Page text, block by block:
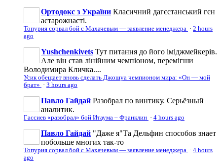
Ортодокс з України Класичний дагєстанський гєн
астарожнасті.
Топурия сорвал бой с Махачевым — заявление менеджера · 2 hours
ago
Yushchenkivets Тут питання до його іміджмейкерів.
Але він став лінійним чемпіоном, перемігши
Володимира Кличка....
Усик обещает вновь сделать Джошуа чемпионом мира: «Он — мой
брат» · 3 hours ago
Павло Гайдай Разобрал по винтику. Серьёзный
аналитик.
Гассиев «разобрал» бой Итаума – Франклин · 4 hours ago
Павло Гайдай "Даже я"Та Дельфин способов знает
побольше многих так-то
Топурия сорвал бой с Махачевым — заявление менеджера · 4 hours
ago